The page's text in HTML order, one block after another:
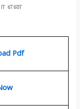
என
Pdf